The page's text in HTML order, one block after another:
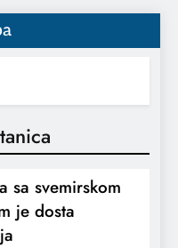
sa svemirskom
je dosta